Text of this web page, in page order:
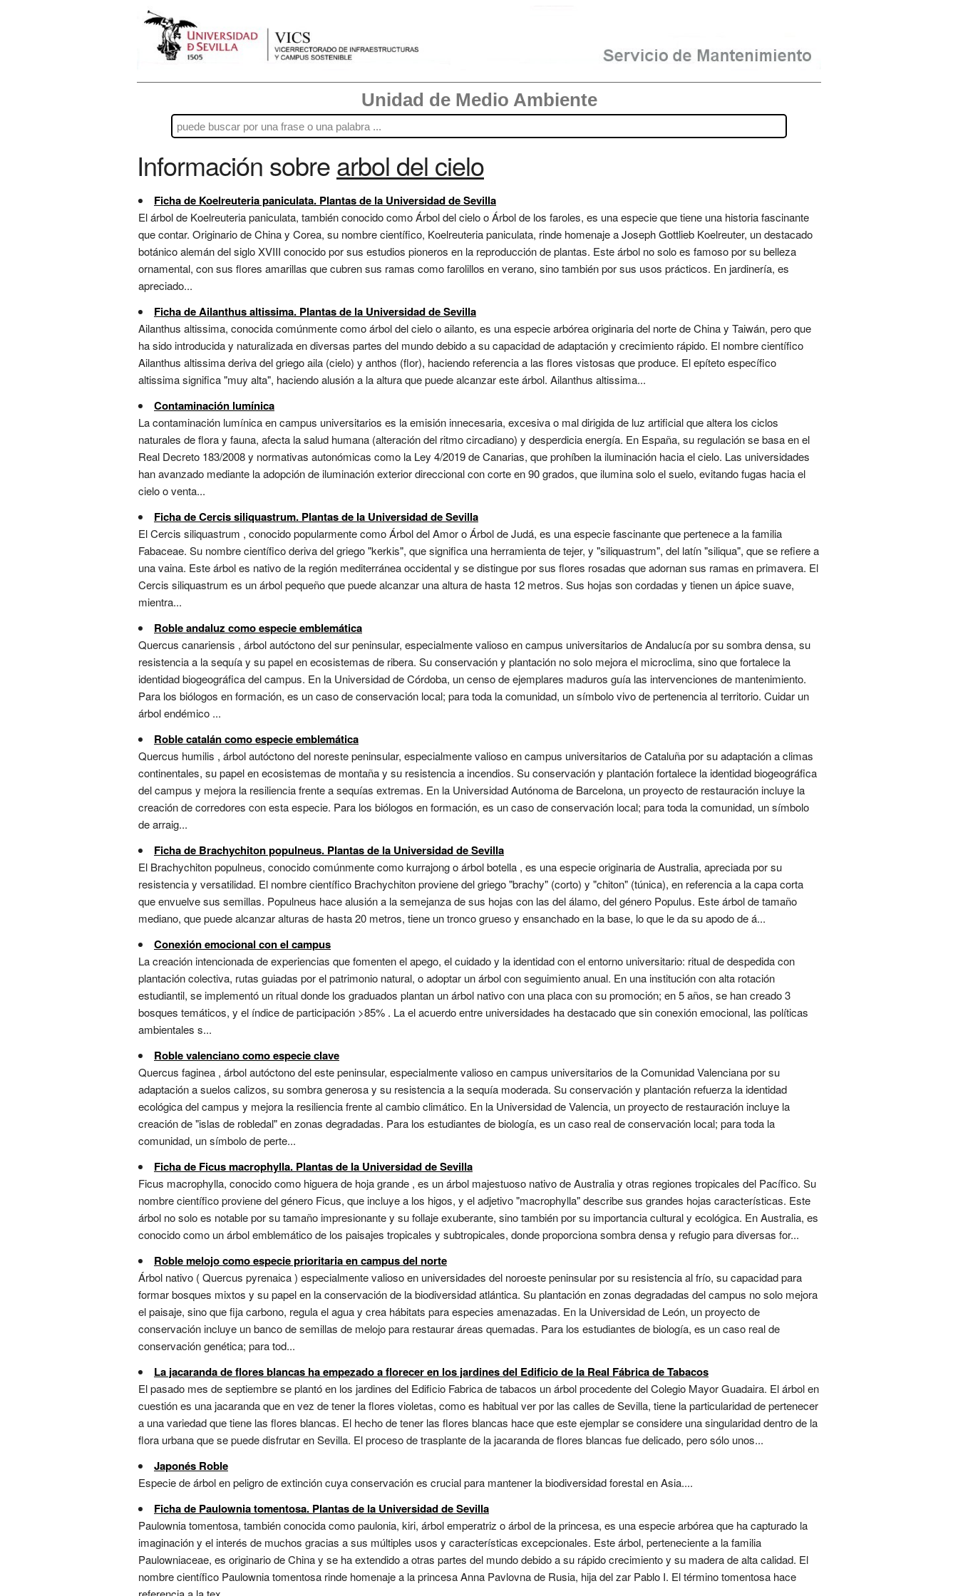
Unidad de Medio Ambiente
Información sobrearbol del cielo
Ficha de Koelreuteria paniculata. Plantas de la Universidad de Sevilla
El árbol de Koelreuteria paniculata, también conocido como Árbol del cielo o Árbol de los faroles, es una especie que tiene una historia fascinante
que contar. Originario de China y Corea, su nombre científico, Koelreuteria paniculata, rinde homenaje a Joseph Gottlieb Koelreuter, un destacado
botánico alemán del siglo XVIII conocido por sus estudios pioneros en la reproducción de plantas. Este árbol no solo es famoso por su belleza
ornamental, con sus flores amarillas que cubren sus ramas como farolillos en verano, sino también por sus usos prácticos. En jardinería, es
apreciado...
Ficha de Ailanthus altissima. Plantas de la Universidad de Sevilla
Ailanthus altissima, conocida comúnmente como árbol del cielo o ailanto, es una especie arbórea originaria del norte de China y Taiwán, pero que
ha sido introducida y naturalizada en diversas partes del mundo debido a su capacidad de adaptación y crecimiento rápido. El nombre científico
Ailanthus altissima deriva del griego aila (cielo) y anthos (flor), haciendo referencia a las flores vistosas que produce. El epíteto específico
altissima significa "muy alta", haciendo alusión a la altura que puede alcanzar este árbol. Ailanthus altissima...
Contaminación lumínica
La contaminación lumínica en campus universitarios es la emisión innecesaria, excesiva o mal dirigida de luz artificial que altera los ciclos
naturales de flora y fauna, afecta la salud humana (alteración del ritmo circadiano) y desperdicia energía. En España, su regulación se basa en el
Real Decreto 183/2008 y normativas autonómicas como la Ley 4/2019 de Canarias, que prohíben la iluminación hacia el cielo. Las universidades
han avanzado mediante la adopción de iluminación exterior direccional con corte en 90 grados, que ilumina solo el suelo, evitando fugas hacia el
cielo o venta...
Ficha de Cercis siliquastrum. Plantas de la Universidad de Sevilla
El Cercis siliquastrum , conocido popularmente como Árbol del Amor o Árbol de Judá, es una especie fascinante que pertenece a la familia
Fabaceae. Su nombre científico deriva del griego "kerkis", que significa una herramienta de tejer, y "siliquastrum", del latín "siliqua", que se refiere a
una vaina. Este árbol es nativo de la región mediterránea occidental y se distingue por sus flores rosadas que adornan sus ramas en primavera. El
Cercis siliquastrum es un árbol pequeño que puede alcanzar una altura de hasta 12 metros. Sus hojas son cordadas y tienen un ápice suave,
mientra...
Roble andaluz como especie emblemática
Quercus canariensis , árbol autóctono del sur peninsular, especialmente valioso en campus universitarios de Andalucía por su sombra densa, su
resistencia a la sequía y su papel en ecosistemas de ribera. Su conservación y plantación no solo mejora el microclima, sino que fortalece la
identidad biogeográfica del campus. En la Universidad de Córdoba, un censo de ejemplares maduros guía las intervenciones de mantenimiento.
Para los biólogos en formación, es un caso de conservación local; para toda la comunidad, un símbolo vivo de pertenencia al territorio. Cuidar un
árbol endémico ...
Roble catalán como especie emblemática
Quercus humilis , árbol autóctono del noreste peninsular, especialmente valioso en campus universitarios de Cataluña por su adaptación a climas
continentales, su papel en ecosistemas de montaña y su resistencia a incendios. Su conservación y plantación fortalece la identidad biogeográfica
del campus y mejora la resiliencia frente a sequías extremas. En la Universidad Autónoma de Barcelona, un proyecto de restauración incluye la
creación de corredores con esta especie. Para los biólogos en formación, es un caso de conservación local; para toda la comunidad, un símbolo
de arraig...
Ficha de Brachychiton populneus. Plantas de la Universidad de Sevilla
El Brachychiton populneus, conocido comúnmente como kurrajong o árbol botella , es una especie originaria de Australia, apreciada por su
resistencia y versatilidad. El nombre científico Brachychiton proviene del griego "brachy" (corto) y "chiton" (túnica), en referencia a la capa corta
que envuelve sus semillas. Populneus hace alusión a la semejanza de sus hojas con las del álamo, del género Populus. Este árbol de tamaño
mediano, que puede alcanzar alturas de hasta 20 metros, tiene un tronco grueso y ensanchado en la base, lo que le da su apodo de á...
Conexión emocional con el campus
La creación intencionada de experiencias que fomenten el apego, el cuidado y la identidad con el entorno universitario: ritual de despedida con
plantación colectiva, rutas guiadas por el patrimonio natural, o adoptar un árbol con seguimiento anual. En una institución con alta rotación
estudiantil, se implementó un ritual donde los graduados plantan un árbol nativo con una placa con su promoción; en 5 años, se han creado 3
bosques temáticos, y el índice de participación >85% . La el acuerdo entre universidades ha destacado que sin conexión emocional, las políticas
ambientales s...
Roble valenciano como especie clave
Quercus faginea , árbol autóctono del este peninsular, especialmente valioso en campus universitarios de la Comunidad Valenciana por su
adaptación a suelos calizos, su sombra generosa y su resistencia a la sequía moderada. Su conservación y plantación refuerza la identidad
ecológica del campus y mejora la resiliencia frente al cambio climático. En la Universidad de Valencia, un proyecto de restauración incluye la
creación de "islas de robledal" en zonas degradadas. Para los estudiantes de biología, es un caso real de conservación local; para toda la
comunidad, un símbolo de perte...
Ficha de Ficus macrophylla. Plantas de la Universidad de Sevilla
Ficus macrophylla, conocido como higuera de hoja grande , es un árbol majestuoso nativo de Australia y otras regiones tropicales del Pacífico. Su
nombre científico proviene del género Ficus, que incluye a los higos, y el adjetivo "macrophylla" describe sus grandes hojas características. Este
árbol no solo es notable por su tamaño impresionante y su follaje exuberante, sino también por su importancia cultural y ecológica. En Australia, es
conocido como un árbol emblemático de los paisajes tropicales y subtropicales, donde proporciona sombra densa y refugio para diversas for...
Roble melojo como especie prioritaria en campus del norte
Árbol nativo ( Quercus pyrenaica ) especialmente valioso en universidades del noroeste peninsular por su resistencia al frío, su capacidad para
formar bosques mixtos y su papel en la conservación de la biodiversidad atlántica. Su plantación en zonas degradadas del campus no solo mejora
el paisaje, sino que fija carbono, regula el agua y crea hábitats para especies amenazadas. En la Universidad de León, un proyecto de
conservación incluye un banco de semillas de melojo para restaurar áreas quemadas. Para los estudiantes de biología, es un caso real de
conservación genética; para tod...
La jacaranda de flores blancas ha empezado a florecer en los jardines del Edificio de la Real Fábrica de Tabacos
El pasado mes de septiembre se plantó en los jardines del Edificio Fabrica de tabacos un árbol procedente del Colegio Mayor Guadaira. El árbol en
cuestión es una jacaranda que en vez de tener la flores violetas, como es habitual ver por las calles de Sevilla, tiene la particularidad de pertenecer
a una variedad que tiene las flores blancas. El hecho de tener las flores blancas hace que este ejemplar se considere una singularidad dentro de la
flora urbana que se puede disfrutar en Sevilla. El proceso de trasplante de la jacaranda de flores blancas fue delicado, pero sólo unos...
Japonés Roble
Especie de árbol en peligro de extinción cuya conservación es crucial para mantener la biodiversidad forestal en Asia....
Ficha de Paulownia tomentosa. Plantas de la Universidad de Sevilla
Paulownia tomentosa, también conocida como paulonia, kiri, árbol emperatriz o árbol de la princesa, es una especie arbórea que ha capturado la
imaginación y el interés de muchos gracias a sus múltiples usos y características excepcionales. Este árbol, perteneciente a la familia
Paulowniaceae, es originario de China y se ha extendido a otras partes del mundo debido a su rápido crecimiento y su madera de alta calidad. El
nombre científico Paulownia tomentosa rinde homenaje a la princesa Anna Pavlovna de Rusia, hija del zar Pablo I. El término tomentosa hace